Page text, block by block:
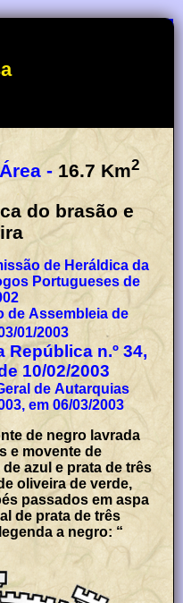
Área - 16.7 Km2
do brasão e
de Heráldica da
Portugueses de
de Assembleia de
01/2003
República n.º 34,
10/02/2003
de Autarquias
em 06/03/2003
de negro lavrada
e movente de
azul e prata de três
oliveira de verde,
passados em aspa
de prata de três
a negro: “